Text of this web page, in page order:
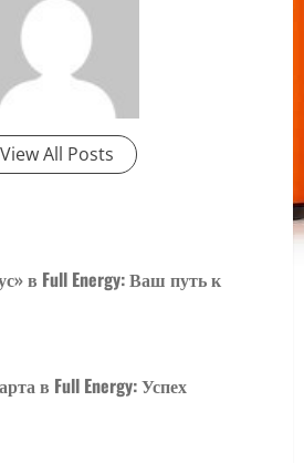
View All Posts
в Full Energy: Ваш путь к
в Full Energy: Успех